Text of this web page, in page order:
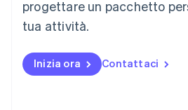
progettare un pacchetto
tua attività.
Inizia ora Contattaci
Messico
EspañolEnglish
English
Nuova Zelanda